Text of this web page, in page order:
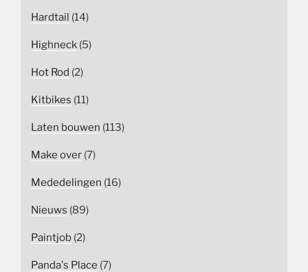
Hardtail (14)
Highneck (5)
Hot Rod (2)
Kitbikes (11)
Laten bouwen (113)
Make over (7)
Mededelingen (16)
Nieuws (89)
Paintjob (2)
Panda's Place (7)